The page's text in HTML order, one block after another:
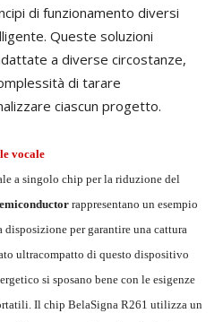
di funzionamento diversi
Queste soluzioni
a diverse circostanze,
di tarare
ciascun progetto.
vocale
a singolo chip per la riduzione del
rappresentano un esempio
per garantire una cattura
ultracompatto di questo dispositivo
si sposano bene con le esigenze
Il chip BelaSigna R261 utilizza un